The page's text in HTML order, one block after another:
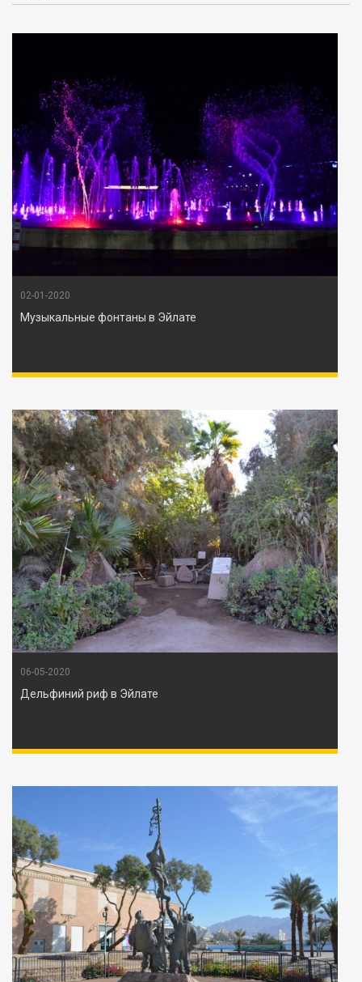
02-01-2020
Музыкальные фонтаны в Эйлате
06-05-2020
Дельфиний риф в Эйлате